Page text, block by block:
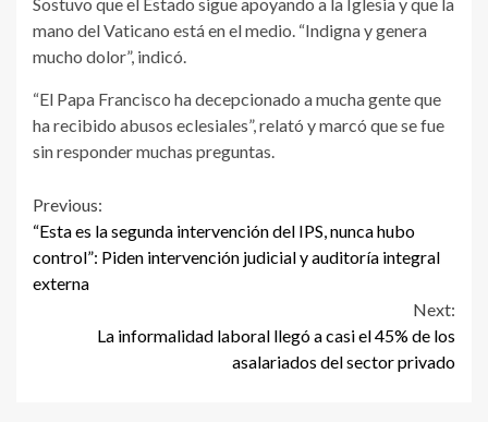
mano del Vaticano está en el medio. “Indigna y genera
mucho dolor”, indicó.
“El Papa Francisco ha decepcionado a mucha gente que
ha recibido abusos eclesiales”, relató y marcó que se fue
sin responder muchas preguntas.
Continue
Reading
Previous:
“Esta es la segunda intervención del IPS, nunca hubo
control”: Piden intervención judicial y auditoría integral
externa
Next:
La informalidad laboral llegó a casi el 45% de los
asalariados del sector privado